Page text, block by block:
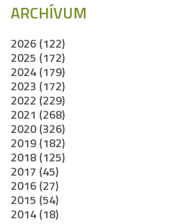
ARCHÍVUM
2026 (122)
2025 (172)
2024 (179)
2023 (172)
2022 (229)
2021 (268)
2020 (326)
2019 (182)
2018 (125)
2017 (45)
2016 (27)
2015 (54)
2014 (18)